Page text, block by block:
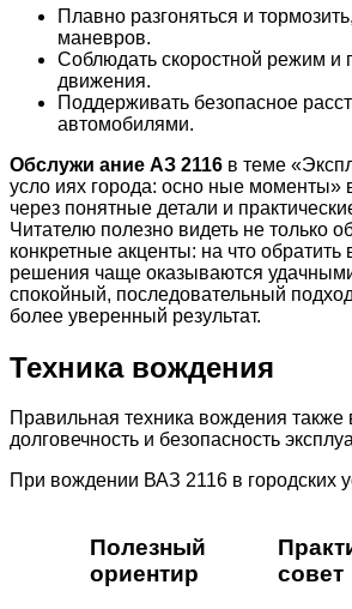
Плавно разгоняться и
маневров.
Соблюдать скоростной режим и
движения.
Поддерживать безопасное
автомобилями.
Обслужи ание АЗ 2116 в теме
усло иях города: осно ные моменты»
через понятные детали и
Читателю полезно видеть не только
конкретные акценты: на что обратить
решения чаще оказываются
спокойный, последовательный
более уверенный результат.
Техника вождения
Правильная техника вождения также
долговечность и безопасность
При вождении ВАЗ 2116 в городских
Полезный
ориентир
совет